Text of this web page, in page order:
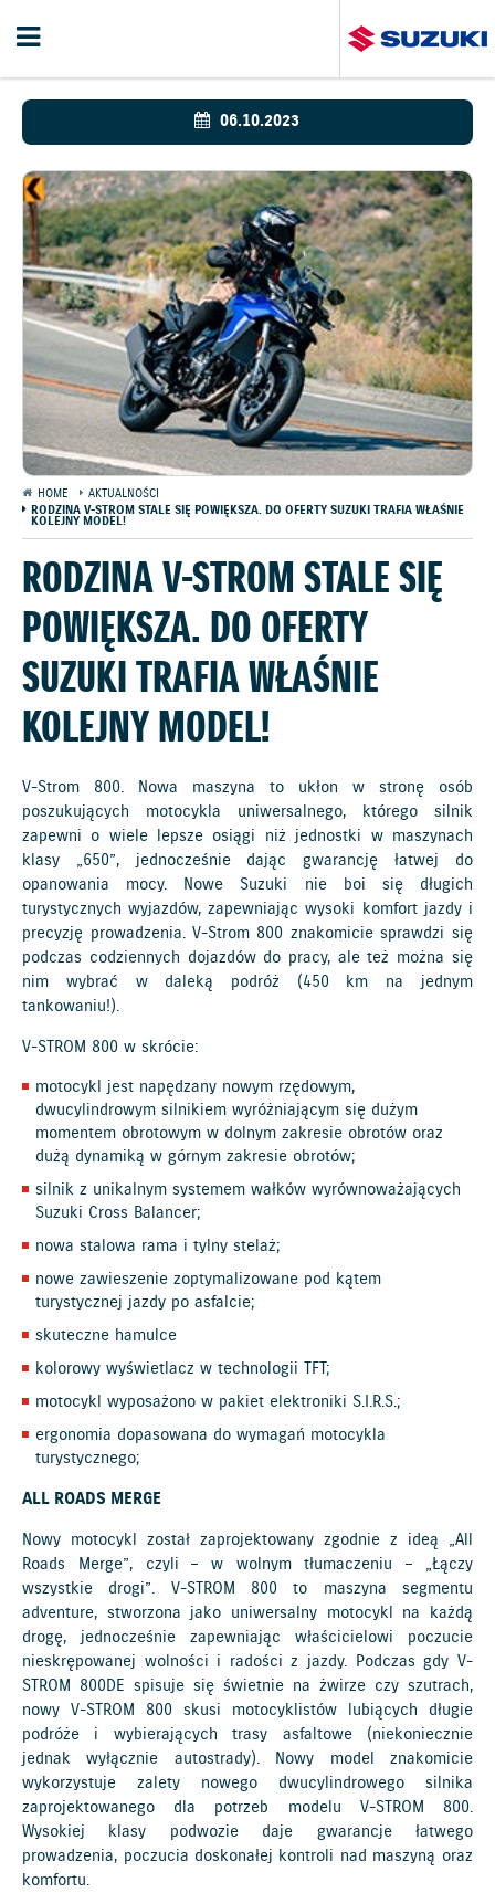
06.10.2023
HOME
AKTUALNOŚCI
RODZINA V-STROM STALE SIĘ POWIĘKSZA. DO OFERTY SUZUKI TRAFIA WŁAŚNIE
KOLEJNY MODEL!
RODZINA V-STROM STALE SIĘ
POWIĘKSZA. DO OFERTY
SUZUKI TRAFIA WŁAŚNIE
KOLEJNY MODEL!
V-Strom 800. Nowa maszyna to ukłon w stronę osób
poszukujących motocykla uniwersalnego, którego silnik
zapewni o wiele lepsze osiągi niż jednostki w maszynach
klasy „650”, jednocześnie dając gwarancję łatwej do
opanowania mocy. Nowe Suzuki nie boi się długich
turystycznych wyjazdów, zapewniając wysoki komfort jazdy i
precyzję prowadzenia. V-Strom 800 znakomicie sprawdzi się
podczas codziennych dojazdów do pracy, ale też można się
nim wybrać w daleką podróż (450 km na jednym
tankowaniu!).
V-STROM 800 w skrócie:
motocykl jest napędzany nowym rzędowym,
dwucylindrowym silnikiem wyróżniającym się dużym
momentem obrotowym w dolnym zakresie obrotów oraz
dużą dynamiką w górnym zakresie obrotów;
silnik z unikalnym systemem wałków wyrównoważających
Suzuki Cross Balancer;
nowa stalowa rama i tylny stelaż;
nowe zawieszenie zoptymalizowane pod kątem
turystycznej jazdy po asfalcie;
skuteczne hamulce
kolorowy wyświetlacz w technologii TFT;
motocykl wyposażono w pakiet elektroniki S.I.R.S.;
ergonomia dopasowana do wymagań motocykla
turystycznego;
ALL ROADS MERGE
Nowy motocykl został zaprojektowany zgodnie z ideą „All
Roads Merge”, czyli – w wolnym tłumaczeniu – „Łączy
wszystkie drogi”. V-STROM 800 to maszyna segmentu
adventure, stworzona jako uniwersalny motocykl na każdą
drogę, jednocześnie zapewniając właścicielowi poczucie
nieskrępowanej wolności i radości z jazdy. Podczas gdy V-
STROM 800DE spisuje się świetnie na żwirze czy szutrach,
nowy V-STROM 800 skusi motocyklistów lubiących długie
podróże i wybierających trasy asfaltowe (niekoniecznie
jednak wyłącznie autostrady). Nowy model znakomicie
wykorzystuje zalety nowego dwucylindrowego silnika
zaprojektowanego dla potrzeb modelu V-STROM 800.
Wysokiej klasy podwozie daje gwarancje łatwego
prowadzenia, poczucia doskonałej kontroli nad maszyną oraz
komfortu.